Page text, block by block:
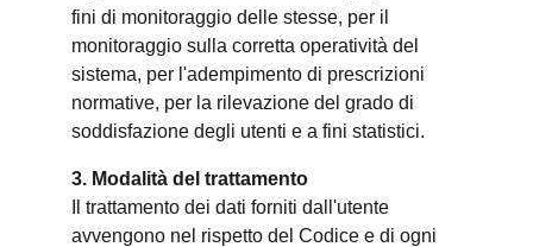
fini di monitoraggio delle stesse, per il
monitoraggio sulla corretta operatività del
sistema, per l'adempimento di prescrizioni
normative, per la rilevazione del grado di
soddisfazione degli utenti e a fini statistici.
3. Modalità del trattamento
Il trattamento dei dati forniti dall'utente
avvengono nel rispetto del Codice e di ogni